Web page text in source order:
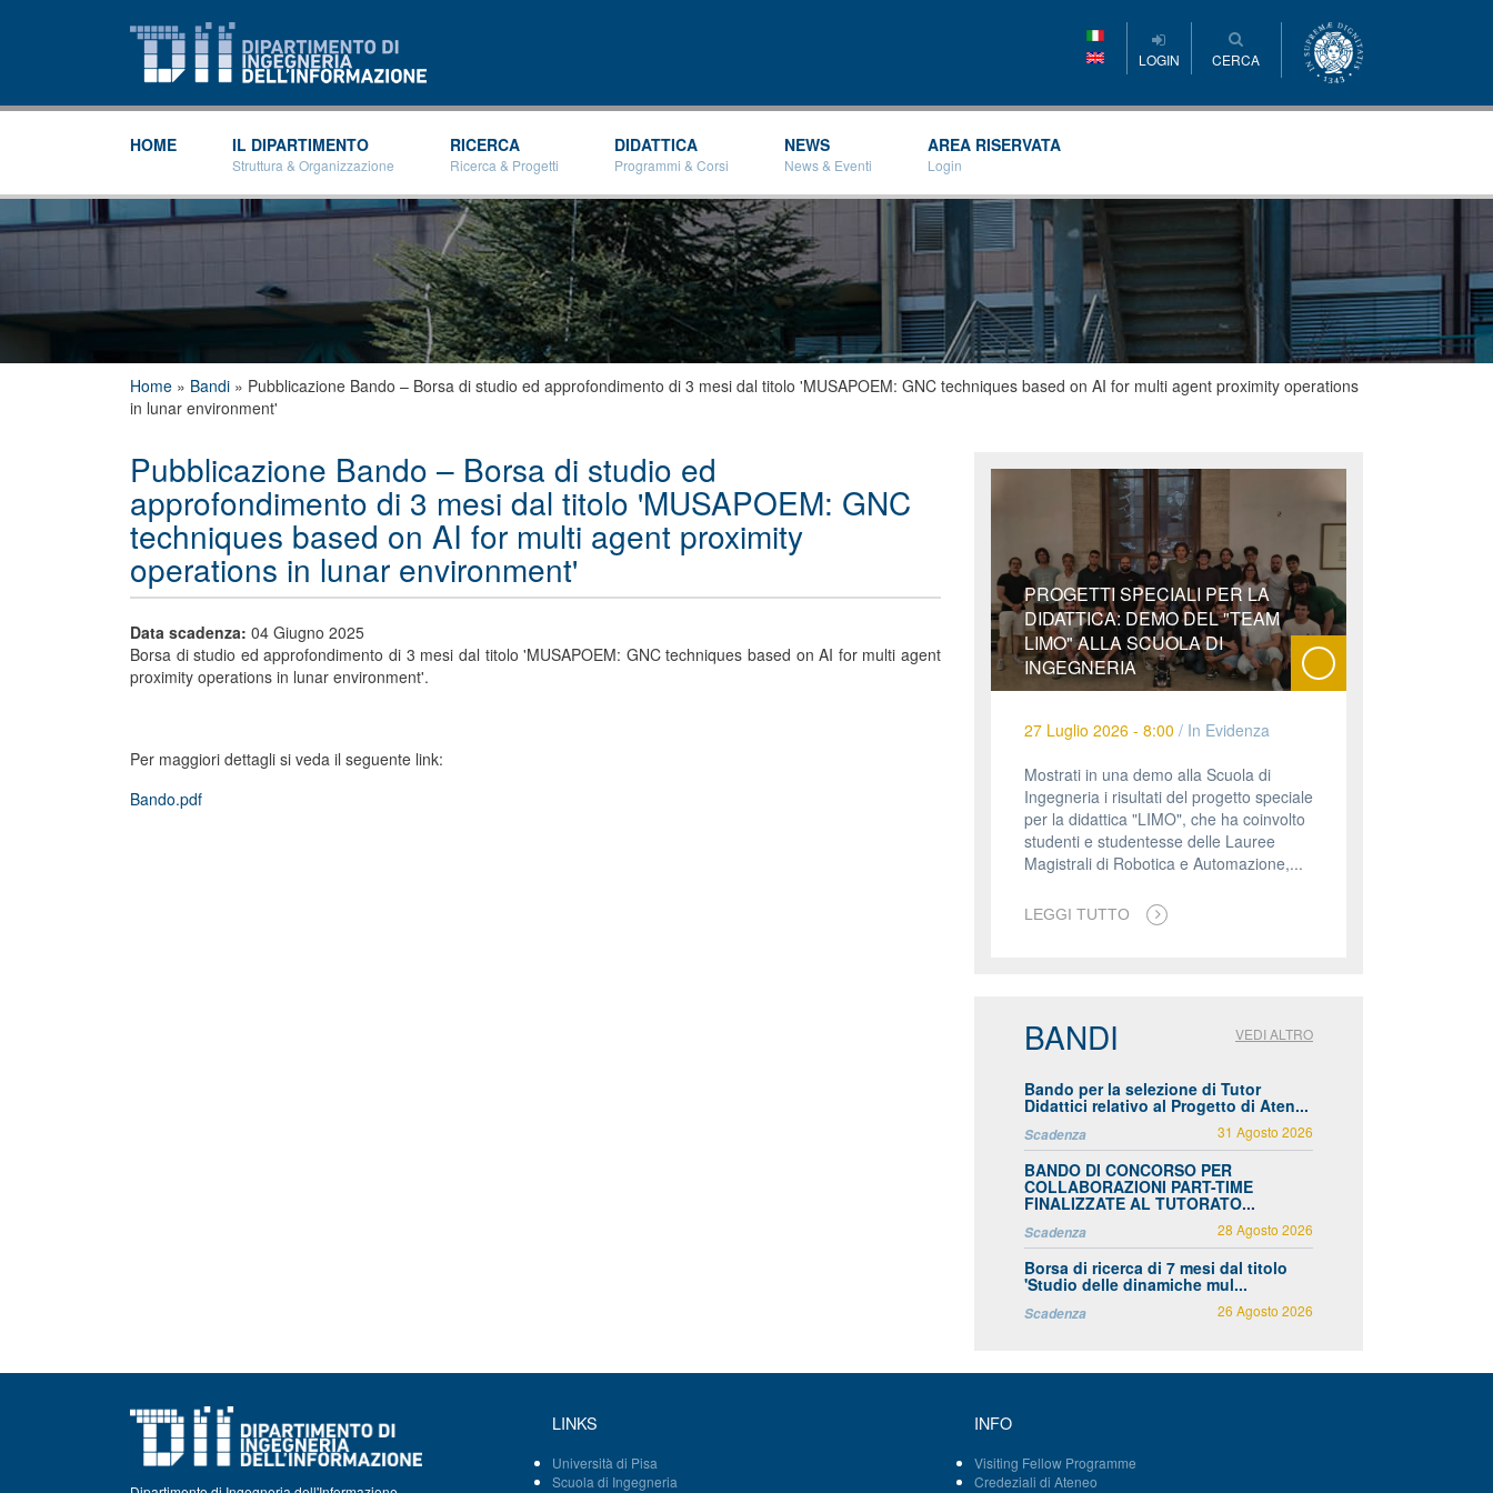
LOGIN CERCA
HOME IL DIPARTIMENTO
Struttura & Organizzazione
RICERCA
Ricerca & Progetti
DIDATTICA
Programmi & Corsi
NEWS
News & Eventi
AREA RISERVATA
Login
Tu sei qui
Home » Bandi » Pubblicazione Bando – Borsa di studio ed approfondimento di 3 mesi dal titolo 'MUSAPOEM: GNC techniques based on AI for multi agent proximity operations
in lunar environment'
Pubblicazione Bando – Borsa di studio ed
approfondimento di 3 mesi dal titolo 'MUSAPOEM: GNC
techniques based on AI for multi agent proximity
operations in lunar environment'
Data scadenza: 04 Giugno 2025
Borsa di studio ed approfondimento di 3 mesi dal titolo 'MUSAPOEM: GNC techniques based on AI for multi agent
proximity operations in lunar environment'.
Per maggiori dettagli si veda il seguente link:
Bando.pdf
PROGETTI SPECIALI PER LA
DIDATTICA: DEMO DEL "TEAM
LIMO" ALLA SCUOLA DI
INGEGNERIA
27 Luglio 2026 - 8:00 / In Evidenza
Mostrati in una demo alla Scuola di
Ingegneria i risultati del progetto speciale
per la didattica "LIMO", che ha coinvolto
studenti e studentesse delle Lauree
Magistrali di Robotica e Automazione,...
LEGGI TUTTO
BANDI VEDI ALTRO
Bando per la selezione di Tutor
Didattici relativo al Progetto di Aten...
Scadenza 31 Agosto 2026
BANDO DI CONCORSO PER
COLLABORAZIONI PART-TIME
FINALIZZATE AL TUTORATO...
Scadenza 28 Agosto 2026
Borsa di ricerca di 7 mesi dal titolo
'Studio delle dinamiche mul...
Scadenza 26 Agosto 2026
LINKS
Università di Pisa
Scuola di Ingegneria
INFO
Visiting Fellow Programme
Credeziali di Ateneo